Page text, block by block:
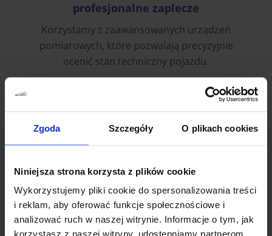
Zgoda Szczegóły O plikach cookies
Niniejsza strona korzysta z plików cookie
Wykorzystujemy pliki cookie do spersonalizowania treści
i reklam, aby oferować funkcje społecznościowe i
analizować ruch w naszej witrynie. Informacje o tym, jak
korzystasz z naszej witryny, udostępniamy partnerom
profesjonalne zaplecze
Korzystamy z zaawansowanych urządzeń
pomiarowych, które pozwalają precyzyjnie
ocenić stan techniczny pojazdu.
szybka realizacja
Raport dostarczamy średnio w ciągu 24 do 48